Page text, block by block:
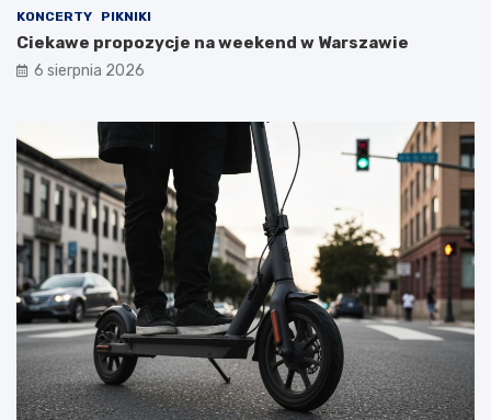
KONCERTY PIKNIKI
Ciekawe propozycje na weekend w Warszawie
6 sierpnia 2026